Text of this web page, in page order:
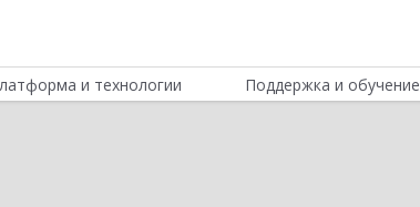
и технологии Поддержка и обучение